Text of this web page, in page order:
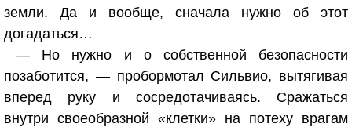
земли. Да и вообще, сначала нужно об этот
догадаться…
— Но нужно и о собственной безопасности
позаботится, — пробормотал Сильвио, вытягивая
вперед руку и сосредотачиваясь. Сражаться
внутри своеобразной «клетки» на потеху врагам